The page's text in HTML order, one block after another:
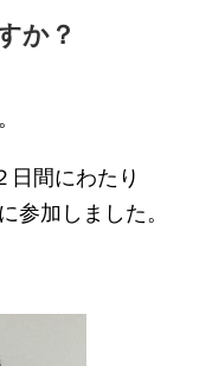
か？
日間にわたり
参加しました。